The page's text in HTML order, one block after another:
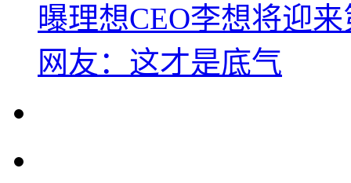
曝理想CEO李想将迎
网友：这才是底气